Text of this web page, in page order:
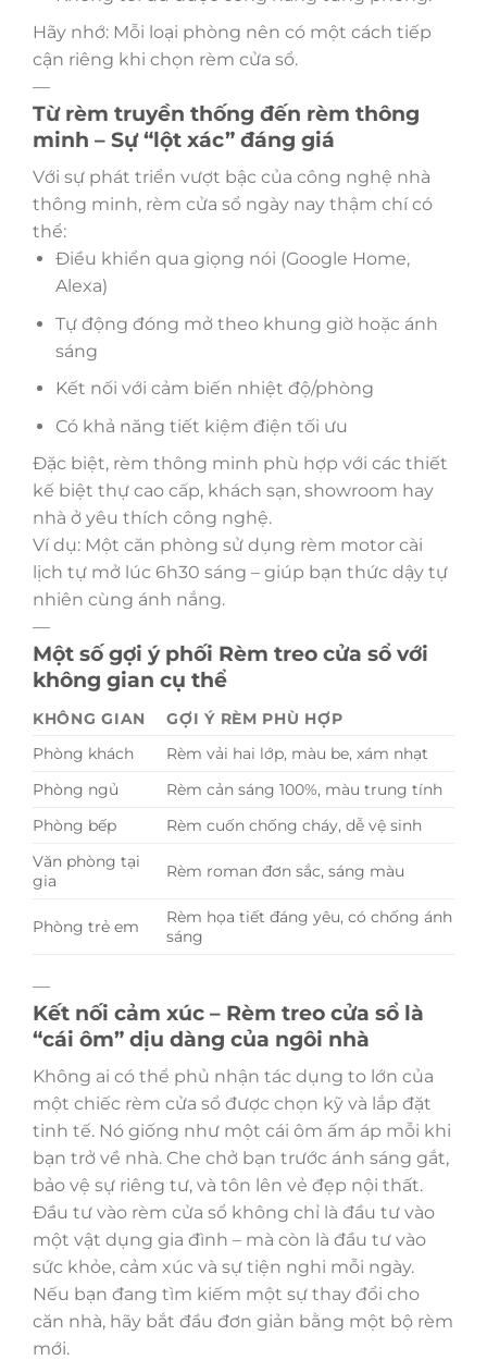
Hãy nhớ: Mỗi loại phòng nên có một cách tiếp
cận riêng khi chọn rèm cửa sổ.
—
Từ rèm truyền thống đến rèm thông
minh – Sự “lột xác” đáng giá
Với sự phát triển vượt bậc của công nghệ nhà
thông minh, rèm cửa sổ ngày nay thậm chí có
thể:
Điều khiển qua giọng nói (Google Home,
Alexa)
Tự động đóng mở theo khung giờ hoặc ánh
sáng
Kết nối với cảm biến nhiệt độ/phòng
Có khả năng tiết kiệm điện tối ưu
Đặc biệt, rèm thông minh phù hợp với các thiết
kế biệt thự cao cấp, khách sạn, showroom hay
nhà ở yêu thích công nghệ.
Ví dụ: Một căn phòng sử dụng rèm motor cài
lịch tự mở lúc 6h30 sáng – giúp bạn thức dậy tự
nhiên cùng ánh nắng.
—
Một số gợi ý phối Rèm treo cửa sổ với
không gian cụ thể
KHÔNG GIAN
GỢI Ý RÈM PHÙ HỢP
Phòng khách
Rèm vải hai lớp, màu be, xám nhạt
Phòng ngủ
Rèm cản sáng 100%, màu trung tính
Phòng bếp
Rèm cuốn chống cháy, dễ vệ sinh
Văn phòng tại
gia
Rèm roman đơn sắc, sáng màu
Phòng trẻ em
Rèm họa tiết đáng yêu, có chống ánh
sáng
—
Kết nối cảm xúc – Rèm treo cửa sổ là
“cái ôm” dịu dàng của ngôi nhà
Không ai có thể phủ nhận tác dụng to lớn của
một chiếc rèm cửa sổ được chọn kỹ và lắp đặt
tinh tế. Nó giống như một cái ôm ấm áp mỗi khi
bạn trở về nhà. Che chở bạn trước ánh sáng gắt,
bảo vệ sự riêng tư, và tôn lên vẻ đẹp nội thất.
Đầu tư vào rèm cửa sổ không chỉ là đầu tư vào
một vật dụng gia đình – mà còn là đầu tư vào
sức khỏe, cảm xúc và sự tiện nghi mỗi ngày.
Nếu bạn đang tìm kiếm một sự thay đổi cho
căn nhà, hãy bắt đầu đơn giản bằng một bộ rèm
mới.